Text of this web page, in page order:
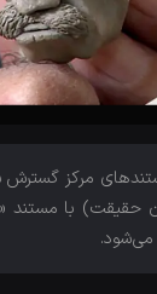
مرکز
حقیقت) با مستند